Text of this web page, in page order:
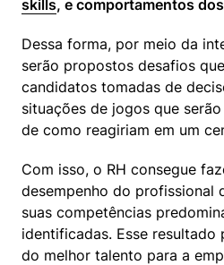
skills, e comportamentos
Dessa forma, por meio da
serão propostos desafios
candidatos tomadas de
situações de jogos que
de como reagiriam em um
Com isso, o RH consegue
desempenho do profissional
suas competências
identificadas. Esse resultado
do melhor talento para a